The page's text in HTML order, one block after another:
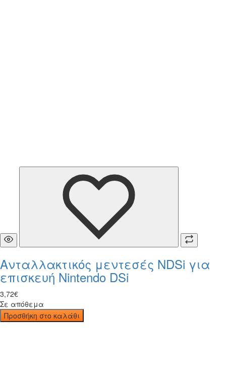
Ανταλλακτικός μεντεσές NDSi για
επισκευή Nintendo DSi
3,72€
Σε απόθεμα
Προσθήκη στο καλάθι